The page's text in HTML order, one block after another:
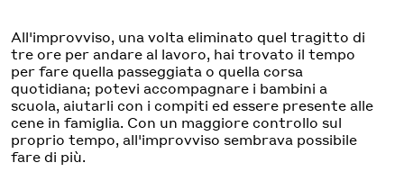
All'improvviso, una volta eliminato quel tragitto di
tre ore per andare al lavoro, hai trovato il tempo
per fare quella passeggiata o quella corsa
quotidiana; potevi accompagnare i bambini a
scuola, aiutarli con i compiti ed essere presente alle
cene in famiglia. Con un maggiore controllo sul
proprio tempo, all'improvviso sembrava possibile
fare di più.